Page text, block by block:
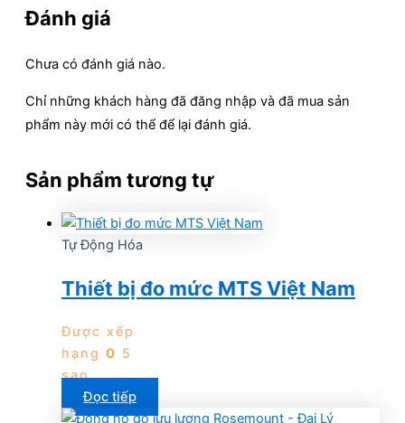
Đánh giá
Chưa có đánh giá nào.
Chỉ những khách hàng đã đăng nhập và đã mua sản
phẩm này mới có thể để lại đánh giá.
Sản phẩm tương tự
Tự Động Hóa
Thiết bị đo mức MTS Việt Nam
Được xếp
hạng 0 5
sao
Đọc tiếp